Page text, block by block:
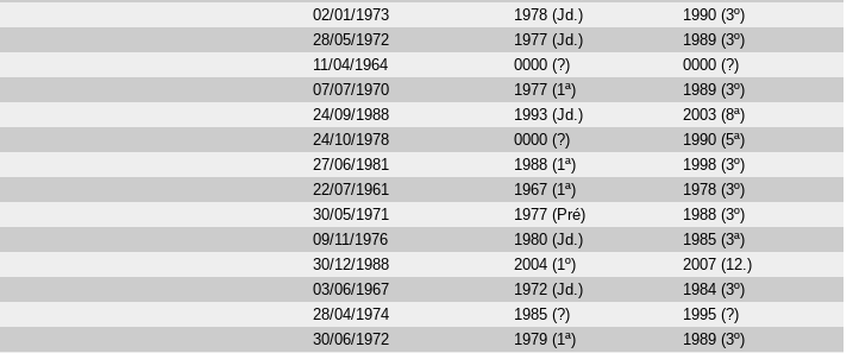
02/01/1973 1978 (Jd.)
1990 (3º)
28/05/1972 1977 (Jd.)
1989 (3º)
11/04/1964 0000 (?)
0000 (?)
07/07/1970 1977 (1ª)
1989 (3º)
24/09/1988 1993 (Jd.)
2003 (8ª)
24/10/1978 0000 (?)
1990 (5ª)
27/06/1981 1988 (1ª)
1998 (3º)
22/07/1961 1967 (1ª)
1978 (3º)
30/05/1971 1977 (Pré)
1988 (3º)
09/11/1976 1980 (Jd.)
1985 (3ª)
30/12/1988 2004 (1º)
2007 (12.)
03/06/1967 1972 (Jd.)
1984 (3º)
28/04/1974 1985 (?)
1995 (?)
30/06/1972 1979 (1ª)
1989 (3º)